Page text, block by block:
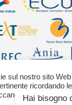
sul nostro sito
ricordando
su "Accetta"
Hai bisogno